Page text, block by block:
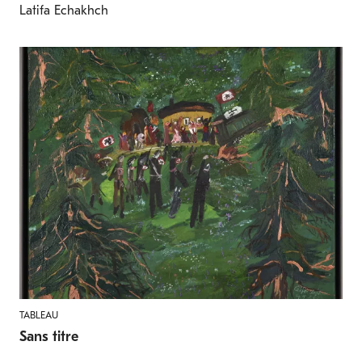
Latifa Echakhch
TABLEAU
Sans titre